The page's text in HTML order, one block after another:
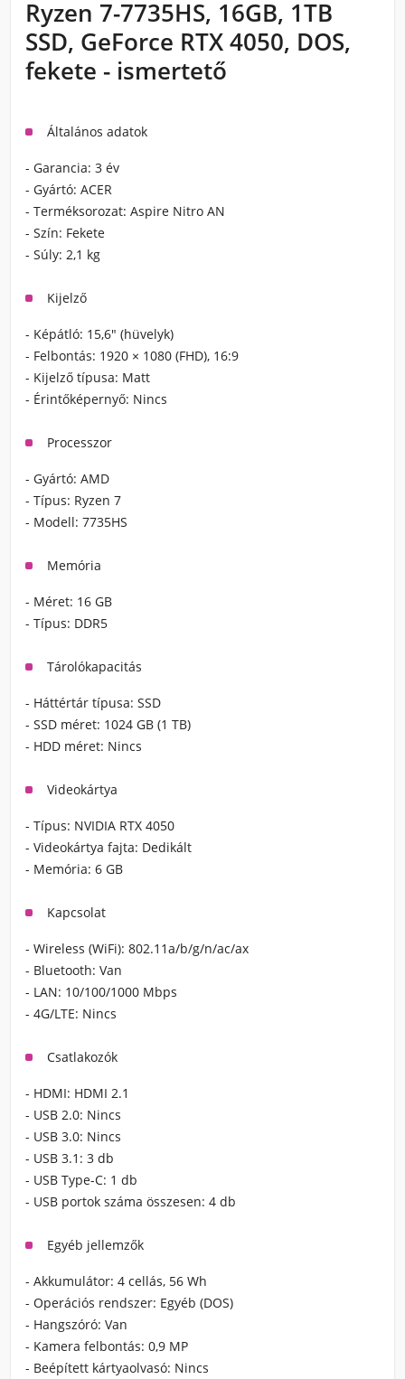
Ryzen 7-7735HS, 16GB, 1TB
SSD, GeForce RTX 4050, DOS,
fekete - ismertető
Általános adatok
- Garancia: 3 év
- Gyártó: ACER
- Terméksorozat: Aspire Nitro AN
- Szín: Fekete
- Súly: 2,1 kg
Kijelző
- Képátló: 15,6" (hüvelyk)
- Felbontás: 1920 × 1080 (FHD), 16:9
- Kijelző típusa: Matt
- Érintőképernyő: Nincs
Processzor
- Gyártó: AMD
- Típus: Ryzen 7
- Modell: 7735HS
Memória
- Méret: 16 GB
- Típus: DDR5
Tárolókapacitás
- Háttértár típusa: SSD
- SSD méret: 1024 GB (1 TB)
- HDD méret: Nincs
Videokártya
- Típus: NVIDIA RTX 4050
- Videokártya fajta: Dedikált
- Memória: 6 GB
Kapcsolat
- Wireless (WiFi): 802.11a/b/g/n/ac/ax
- Bluetooth: Van
- LAN: 10/100/1000 Mbps
- 4G/LTE: Nincs
Csatlakozók
- HDMI: HDMI 2.1
- USB 2.0: Nincs
- USB 3.0: Nincs
- USB 3.1: 3 db
- USB Type-C: 1 db
- USB portok száma összesen: 4 db
Egyéb jellemzők
- Akkumulátor: 4 cellás, 56 Wh
- Operációs rendszer: Egyéb (DOS)
- Hangszóró: Van
- Kamera felbontás: 0,9 MP
- Beépített kártyaolvasó: Nincs